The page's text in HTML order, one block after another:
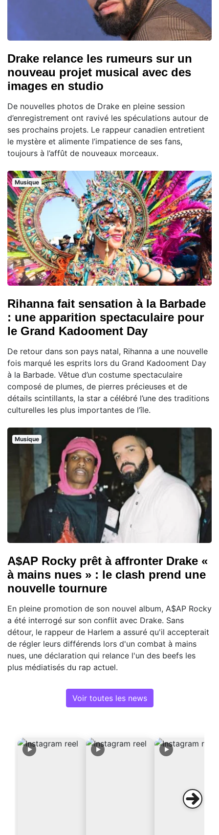
Drake relance les rumeurs sur un
nouveau projet musical avec des
images en studio
De nouvelles photos de Drake en pleine session
d’enregistrement ont ravivé les spéculations autour de
ses prochains projets. Le rappeur canadien entretient
le mystère et alimente l’impatience de ses fans,
toujours à l’affût de nouveaux morceaux.
Musique
Rihanna fait sensation à la Barbade
: une apparition spectaculaire pour
le Grand Kadooment Day
De retour dans son pays natal, Rihanna a une nouvelle
fois marqué les esprits lors du Grand Kadooment Day
à la Barbade. Vêtue d’un costume spectaculaire
composé de plumes, de pierres précieuses et de
détails scintillants, la star a célébré l’une des traditions
culturelles les plus importantes de l’île.
Musique
A$AP Rocky prêt à affronter Drake «
à mains nues » : le clash prend une
nouvelle tournure
En pleine promotion de son nouvel album, A$AP Rocky
a été interrogé sur son conflit avec Drake. Sans
détour, le rappeur de Harlem a assuré qu'il accepterait
de régler leurs différends lors d'un combat à mains
nues, une déclaration qui relance l'un des beefs les
plus médiatisés du rap actuel.
Voir toutes les news